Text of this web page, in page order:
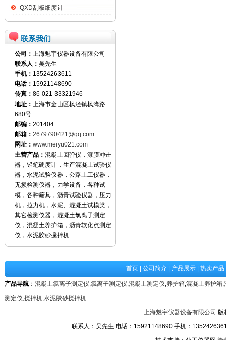
QXD刮板细度计
联系我们
公司： 上海魅宇仪器设备有限公司
联系人： 吴先生
手机： 13524263611
电话： 15921148690
传真： 86-021-33321946
地址： 上海市金山区枫泾镇枫湾路
680号
邮编： 201404
邮箱： 2679790421@qq.com
网址： www.meiyu021.com
主营产品： 混凝土回弹仪，漆膜冲击
器，铅笔硬度计，生产混凝土试验仪
器，水泥试验仪器，公路土工仪器，
无损检测仪器，力学设备，各种试
模，各种筛具，沥青试验仪器，压力
机，拉力机，水泥、混凝土试模类，
其它检测仪器，混凝土氯离子测定
仪，混凝土养护箱，沥青软化点测定
仪，水泥胶砂搅拌机
首页 公司简介 产品展示 热卖产品
产品导航 ： 混凝土氯离子测定仪,氯离子测定仪,混凝土测定仪,养护箱,混凝土养护箱,
测定仪,搅拌机,水泥胶砂搅拌机
上海魅宇仪器设备有限公司 版
联系人：吴先生 电话：15921148690 手机：